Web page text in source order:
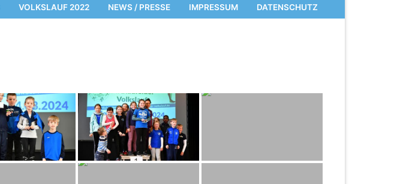
VOLKSLAUF 2022 NEWS / PRESSE IMPRESSUM DATENSCHUTZ